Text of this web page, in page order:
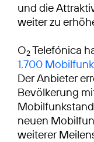
und die
weiter zu
O2Telefónica
1.700
Der Anbieter
Bevölkerung
neuen
weiterer